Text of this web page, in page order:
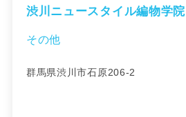
渋川ニュースタイル編物学院
その他
群馬県渋川市石原206-2